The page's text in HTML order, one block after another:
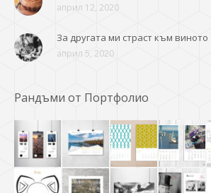
април 12, 2020
За другата ми страст към виното
април 5, 2020
Рандъми от Портфолио